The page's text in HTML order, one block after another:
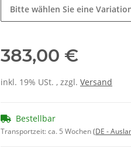
Bitte wählen Sie eine
383,00 €
inkl. 19% USt. , zzgl. Versand
Bestellbar
Transportzeit:ca. 5 Wochen(DE -